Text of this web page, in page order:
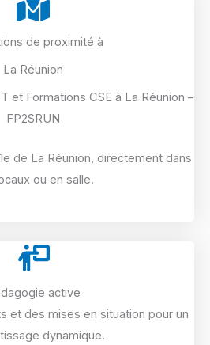
de proximité à
La Réunion
et Formations CSE à La Réunion –
FP2SRUN
de La Réunion, directement dans
ou en salle.
active
et des mises en situation pour un
dynamique.